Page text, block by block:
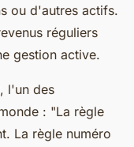
ou d'autres actifs.
réguliers
gestion active.
, l'un des
: "La règle
La règle numéro